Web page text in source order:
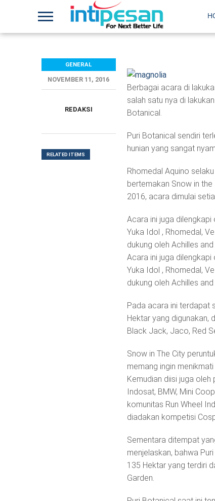
Berbagai acara di
salah satu nya di
Botanical.
Puri Botanical sendiri
hunian yang sangat
Rhomedal Aquino
bertemakan Snow in the
2016, acara dimulai
Acara ini juga
Yuka Idol , Rhomedal,
dukung oleh Achilles
Acara ini juga
Yuka Idol , Rhomedal,
dukung oleh Achilles
Pada acara ini terdapat
Hektar yang digunakan,
Black Jack, Jaco, Red
Snow in The City
memang ingin
Kemudian diisi juga
Indosat, BMW, Mini
komunitas Run Wheel
diadakan kompetisi
Sementara ditempat
menjelaskan, bahwa
135 Hektar yang terdiri
Garden.
GENERAL
NOVEMBER 11, 2016
REDAKSI
RELATED ITEMS